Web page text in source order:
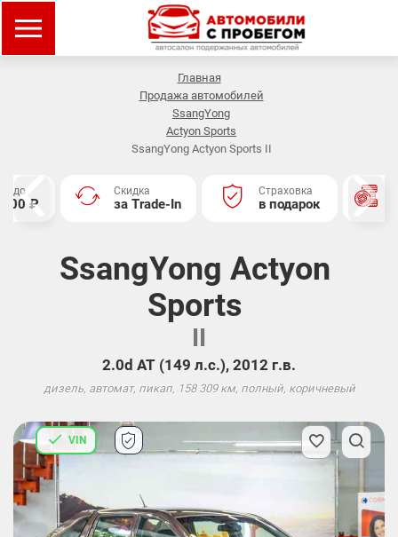
Главная
Продажа автомобилей
SsangYong
Actyon Sports
SsangYong Actyon Sports II
In
Страховка
в подарок
Зимняя резина
в подарок
SsangYong Actyon
Sports
II
2.0d АТ (149 л.с.), 2012 г.в.
дизель, автомат, пикап, 158 309 км, полный, коричневый
VIN